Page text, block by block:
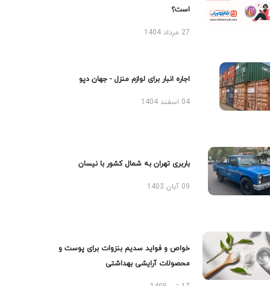
است؟
27 مرداد 1404
اجاره انبار برای لوازم منزل - جهان دپو
04 اسفند 1404
باربری تهران به شمال کشور با نیسان
09 آبان 1403
خواص و فواید سدیم بنزوات برای پوست و
محصولات آرایشی بهداشتی